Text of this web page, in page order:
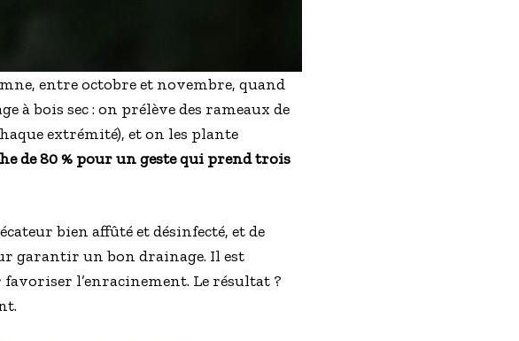
entre octobre et novembre, quand
à bois sec : on prélève des rameaux de
extrémité), et on les plante
de 80 % pour un geste qui prend trois
bien affûté et désinfecté, et de
garantir un bon drainage. Il est
l’enracinement. Le résultat ?